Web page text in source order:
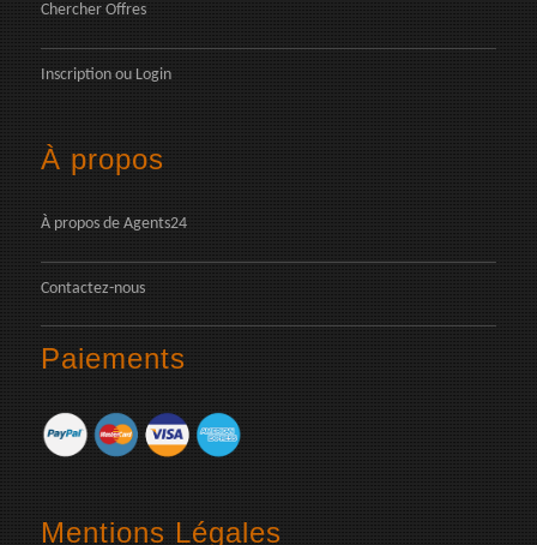
Chercher Offres
Inscription ou Login
À propos
À propos de Agents24
Contactez-nous
Paiements
Mentions Légales